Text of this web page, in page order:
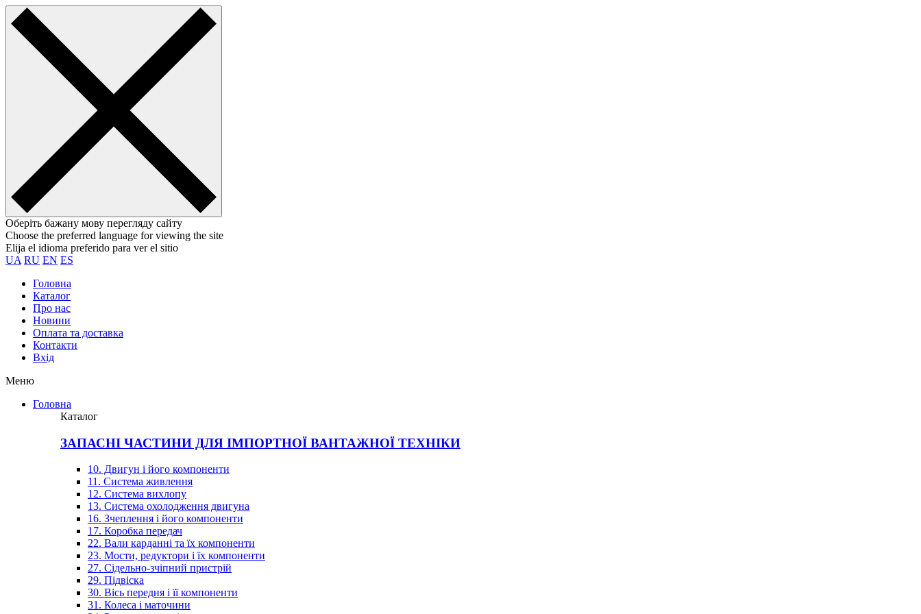
Оберіть бажану мову перегляду сайту
Choose the preferred language for viewing the site
Elija el idioma preferido para ver el sitio
UA RU EN ES
Головна
Каталог
Про нас
Новини
Оплата та доставка
Контакти
Вхiд
Меню
Головна
Каталог
ЗАПАСНІ ЧАСТИНИ ДЛЯ ІМПОРТНОЇ ВАНТАЖНОЇ ТЕХНІКИ
10. Двигун і його компоненти
11. Система живлення
12. Система вихлопу
13. Система охолодження двигуна
16. Зчеплення і його компоненти
17. Коробка передач
22. Вали карданні та їх компоненти
23. Мости, редуктори і їх компоненти
27. Сідельно-зчіпний пристрій
29. Підвіска
30. Вісь передня і її компоненти
31. Колеса і маточини